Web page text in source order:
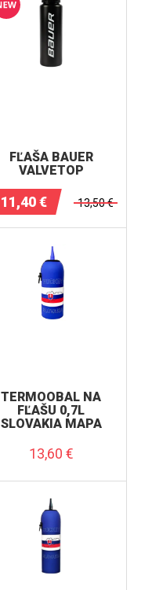
FĽAŠA BAUER
VALVETOP
11,40€ 13,50€
TERMOOBAL NA
FĽAŠU 0,7L
SLOVAKIA MAPA
13,60 €